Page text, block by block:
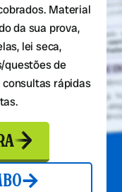
Material
da sua prova,
lei seca,
questões de
rápidas